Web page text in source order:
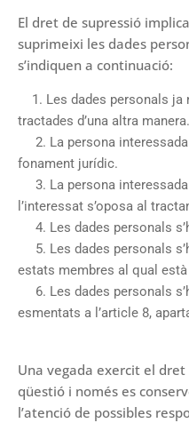
El dret de supressió
suprimeixi les dades
s’indiquen a continuació:
1. Les dades personals ja
tractades d’una altra manera.
2. La persona interessada
fonament jurídic.
3. La persona interessada
l’interessat s’oposa al
4. Les dades personals
5. Les dades personals
estats membres al qual
6. Les dades personals
esmentats a l’article 8,
Una vegada exercit el
qüestió i només es
l’atenció de possibles